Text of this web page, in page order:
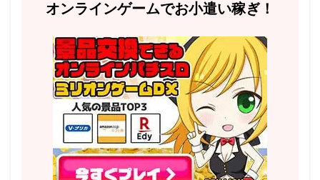
オンラインゲームでお小遣い稼ぎ！